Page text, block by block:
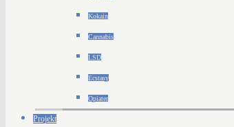
Kokain
Cannabis
LSD
Ecstasy
Opiater
Projekt